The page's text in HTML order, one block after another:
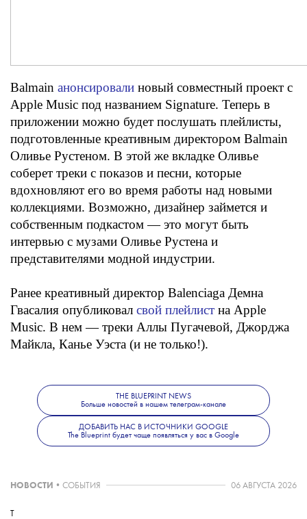
Balmain анонсировали новый совместный проект с
Apple Music под названием Signature. Теперь в
приложении можно будет послушать плейлисты,
подготовленные креативным директором Balmain
Оливье Рустеном. В этой же вкладке Оливье
соберет треки с показов и песни, которые
вдохновляют его во время работы над новыми
коллекциями. Возможно, дизайнер займется и
собственным подкастом — это могут быть
интервью с музами Оливье Рустена и
представителями модной индустрии.
Ранее креативный директор Balenciaga Демна
Гвасалия опубликовал свой плейлист на Apple
Music. В нем — треки Аллы Пугачевой, Джорджа
Майкла, Канье Уэста (и не только!).
THE BLUEPRINT NEWS
Больше новостей в нашем телеграм-канале
ДОБАВИТЬ НАС В ИСТОЧНИКИ GOOGLE
The Blueprint будет чаще появляться у вас в Google
НОВОСТИ • СОБЫТИЯ 06 АВГУСТА 2026
T